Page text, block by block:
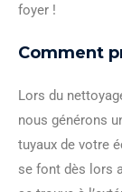
foyer !
Comment
Lors du
nous générons
tuyaux de votre
se font dès lors